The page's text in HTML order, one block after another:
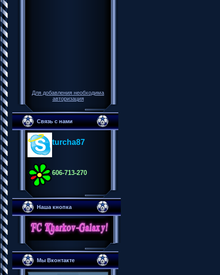
Для добавления необходима
авторизация
Связь с нами
turcha87
606-713-270
Наша кнопка
Мы Вконтакте